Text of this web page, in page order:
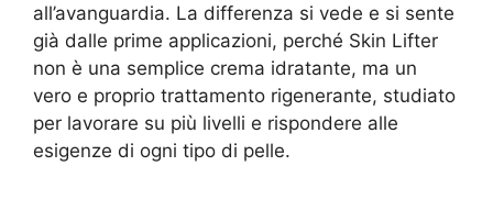
all’avanguardia. La differenza si vede e si sente
già dalle prime applicazioni, perché Skin Lifter
non è una semplice crema idratante, ma un
vero e proprio trattamento rigenerante, studiato
per lavorare su più livelli e rispondere alle
esigenze di ogni tipo di pelle.